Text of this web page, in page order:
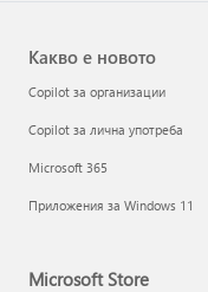
Какво е новото
Copilot за организации
Copilot за лична употреба
Microsoft 365
Приложения за Windows 11
Microsoft Store